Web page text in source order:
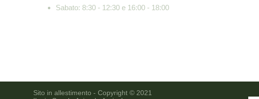
Sabato: 8:30 - 12:30 e 16:00 - 18:00
Sito in allestimento - Copyright © 2021